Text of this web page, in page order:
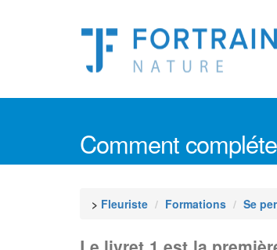
Comment
> Fleuriste Formations Se